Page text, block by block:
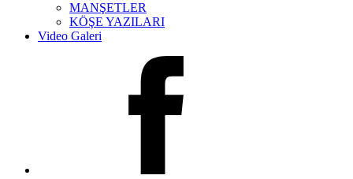
MANŞETLER
KÖŞE YAZILARI
Video Galeri